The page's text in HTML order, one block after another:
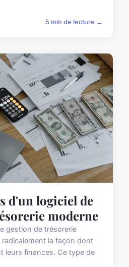
5 min de lecture →
d'un logiciel de
moderne
gestion de trésorerie
la façon dont
leurs finances. Ce type de